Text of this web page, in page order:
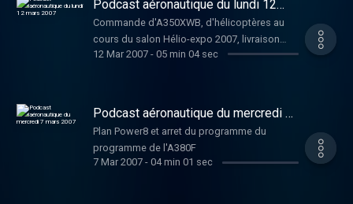
Podcast aéronautique du lundi 12
mars 2007
Commande d'A350XWB, d'hélicoptères au
cours du salon Hélio-expo 2007, livraison
d'un casa à la Finlande, commande de
livraison d'Embraer et sortie de piste
12 Mar 2007- 05 min 04 sec
Podcast aéronautique du mercredi 7
mars 2007
Plan Power8 et arret du programme du
programme de l'A380F
7 Mar 2007- 04 min 01 sec